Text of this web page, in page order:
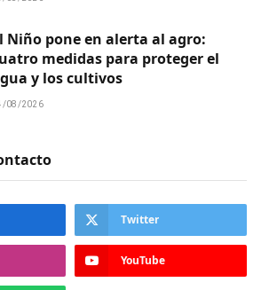
Niño pone en alerta al agro:
medidas para proteger el
y los cultivos
08/2026
Twitter
YouTube